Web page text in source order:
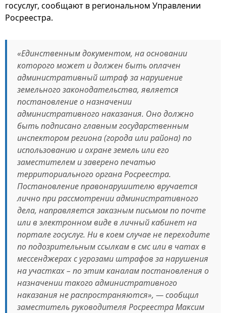
госуслуг, сообщают в региональном Управлении
Росреестра.
«Единственным документом, на основании
которого может и должен быть оплачен
административный штраф за нарушение
земельного законодательства, является
постановление о назначении
административного наказания. Оно должно
быть подписано главным государственным
инспектором региона (города или района) по
использованию и охране земель или его
заместителем и заверено печатью
территориального органа Росреестра.
Постановление правонарушителю вручается
лично при рассмотрении административного
дела, направляется заказным письмом по почте
или в электронном виде в личный кабинет на
портале госуслуг. Ни в коем случае не переходите
по подозрительным ссылкам в смс или в чатах в
мессенджерах с угрозами штрафов за нарушения
на участках – по этим каналам постановления о
назначении такого административного
наказания не распространяются», — сообщил
заместитель руководителя Росреестра Максим